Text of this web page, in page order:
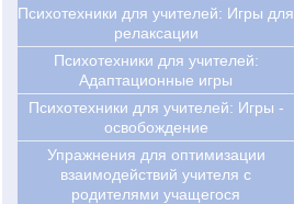
Психотехники для учителей: Игры для
релаксации
Психотехники для учителей:
Адаптационные игры
Психотехники для учителей: Игры -
освобождение
Упражнения для оптимизации
взаимодействий учителя с
родителями учащегося